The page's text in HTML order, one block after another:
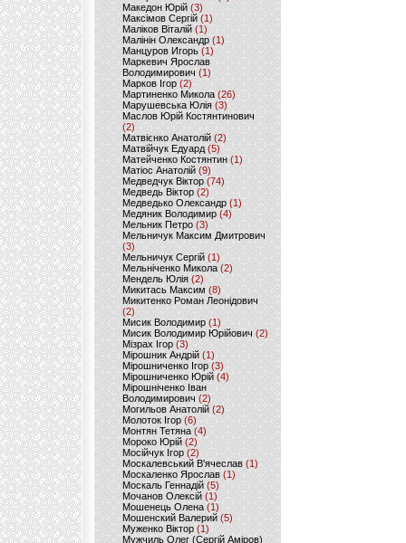
Македон Юрій(3)
Максімов Сергій (1)
Маліков Віталій (1)
Малінін Олександр (1)
Манцуров Игорь (1)
Маркевич Ярослав
Володимирович (1)
Марков Ігор (2)
Мартиненко Микола (26)
Марушевська Юлія (3)
Маслов Юрій Костянтинович
(2)
Матвієнко Анатолій (2)
Матвійчук Едуард(5)
Матейченко Костянтин (1)
Матіос Анатолій (9)
Медведчук Віктор(74)
Медведь Віктор (2)
Медведько Олександр (1)
Медяник Володимир(4)
Мельник Петро (3)
Мельничук Максим Дмитрович
(3)
Мельничук Сергій (1)
Мельніченко Микола (2)
Мендель Юлія (2)
Микитась Максим (8)
Микитенко Роман Леонідович
(2)
Мисик Володимир (1)
Мисик Володимир Юрійович(2)
Мізрах Ігор(3)
Мірошник Андрій(1)
Мірошниченко Ігор (3)
Мірошниченко Юрій(4)
Мірошніченко Іван
Володимирович (2)
Могильов Анатолій (2)
Молоток Ігор (6)
Монтян Тетяна (4)
Мороко Юрій(2)
Мосійчук Ігор (2)
Москалевський В'ячеслав (1)
Москаленко Ярослав (1)
Москаль Геннадій (5)
Мочанов Олексій(1)
Мошенець Олена(1)
Мошенский Валерий (5)
Муженко Віктор (1)
Мужчиль Олег (Сергій Аміров)